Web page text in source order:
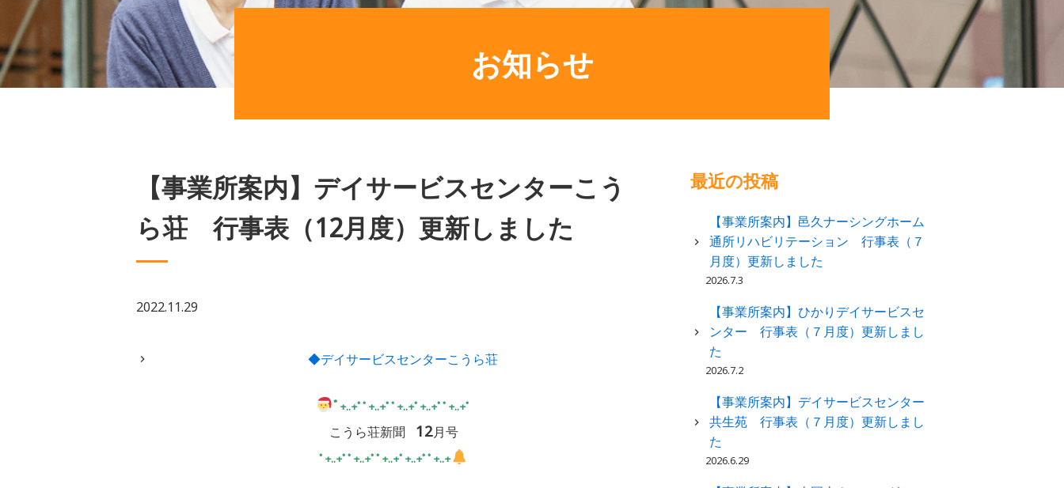
お知らせ
【事業所案内】デイサービスセンターこう
ら荘 行事表（12月度）更新しました
2022.11.29
◆デイサービスセンターこうら荘
ﾟ +..+ﾟﾟ+..+ﾟﾟ+..+ﾟ+..+ﾟﾟ+..+ﾟ
こうら荘新聞 12月号
ﾟ+..+ﾟﾟ+..+ﾟﾟ+..+ﾟ+..+ﾟﾟ+..+
最近の投稿
【事業所案内】邑久ナーシングホーム
通所リハビリテーション 行事表（７
月度）更新しました
2026.7.3
【事業所案内】ひかりデイサービスセ
ンター 行事表（７月度）更新しまし
た
2026.7.2
【事業所案内】デイサービスセンター
共生苑 行事表（７月度）更新しまし
た
2026.6.29